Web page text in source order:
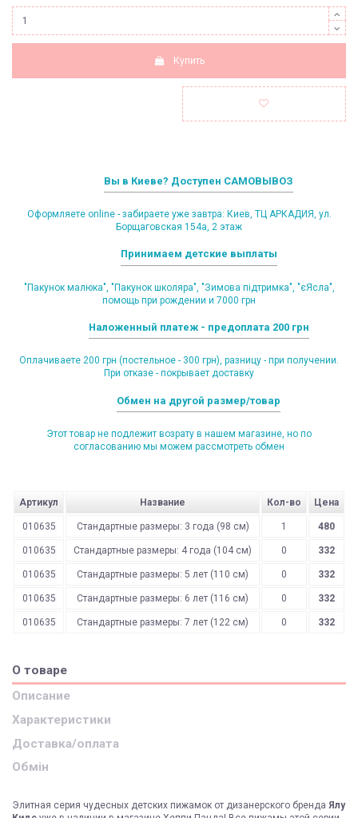
Купить
Вы в Киеве? Доступен САМОВЫВОЗ
Оформляете online - забираете уже завтра: Киев, ТЦ АРКАДИЯ, ул.
Борщаговская 154а, 2 этаж
Принимаем детские выплаты
"Пакунок малюка", "Пакунок школяра", "Зимова підтримка", "єЯсла",
помощь при рождении и 7000 грн
Наложенный платеж - предоплата 200 грн
Оплачиваете 200 грн (постельное - 300 грн), разницу - при получении.
При отказе - покрывает доставку
Обмен на другой размер/товар
Этот товар не подлежит возрату в нашем магазине, но по
согласованию мы можем рассмотреть обмен
Артикул Название Кол-во Цена
010635 Стандартные размеры: 3 года (98 см) 1 480
010635 Стандартные размеры: 4 года (104 см) 0 332
010635 Стандартные размеры: 5 лет (110 см) 0 332
010635 Стандартные размеры: 6 лет (116 см) 0 332
010635 Стандартные размеры: 7 лет (122 см) 0 332
О товаре
Описание
Характеристики
Доставка/оплата
Обмін
Элитная серия чудесных детских пижамок от дизанерского бренда Ялу